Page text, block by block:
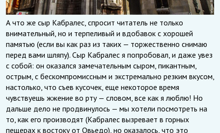
А что же сыр Кабралес, спросит читатель не только
внимательный, но и терпеливый и вдобавок с хорошей
памятью (если вы как раз из таких — торжественно снимаю
перед вами шляпу). Сыр Кабралес я попробовал, и даже увез
с собой: он оказался замечательным сыром, пикантным,
острым, с бескомпромиссным и экстремально резким вкусом,
настолько, что съев кусочек, еще некоторое время
чувствуешь жжение во рту — словом, все как я люблю! Но
дальше дело не продвинулось — мы хотели посмотреть на
то, как его производят (Кабралес вызревает в горных
пещерах к востоку от Овьедо), но оказалось, что это